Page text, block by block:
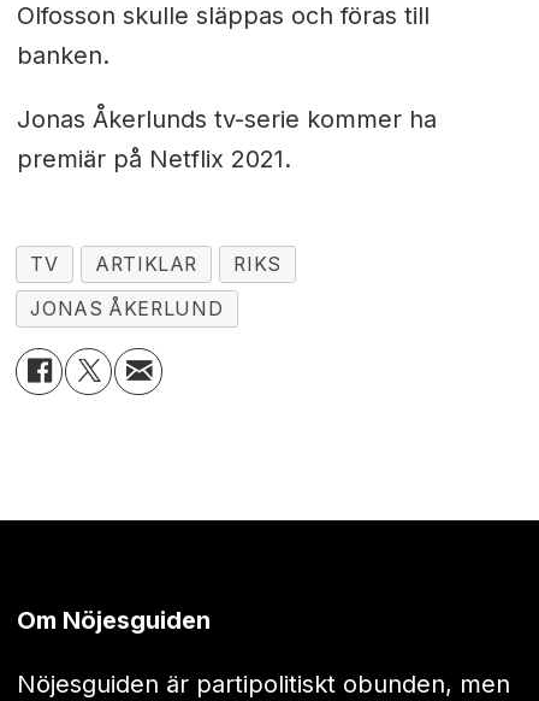
Olfosson skulle släppas och föras till
banken.
Jonas Åkerlunds tv-serie kommer ha
premiär på Netflix 2021.
TV ARTIKLAR
RIKS
JONAS ÅKERLUND
Om Nöjesguiden
Nöjesguiden är partipolitiskt obunden, men